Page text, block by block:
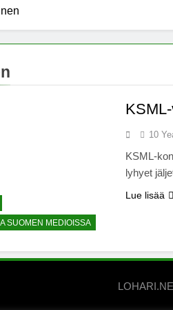
Michael J.
Meksiko
SUOMEN MEDIOISSA
10
KSML-
lyhyet
Lue lisää